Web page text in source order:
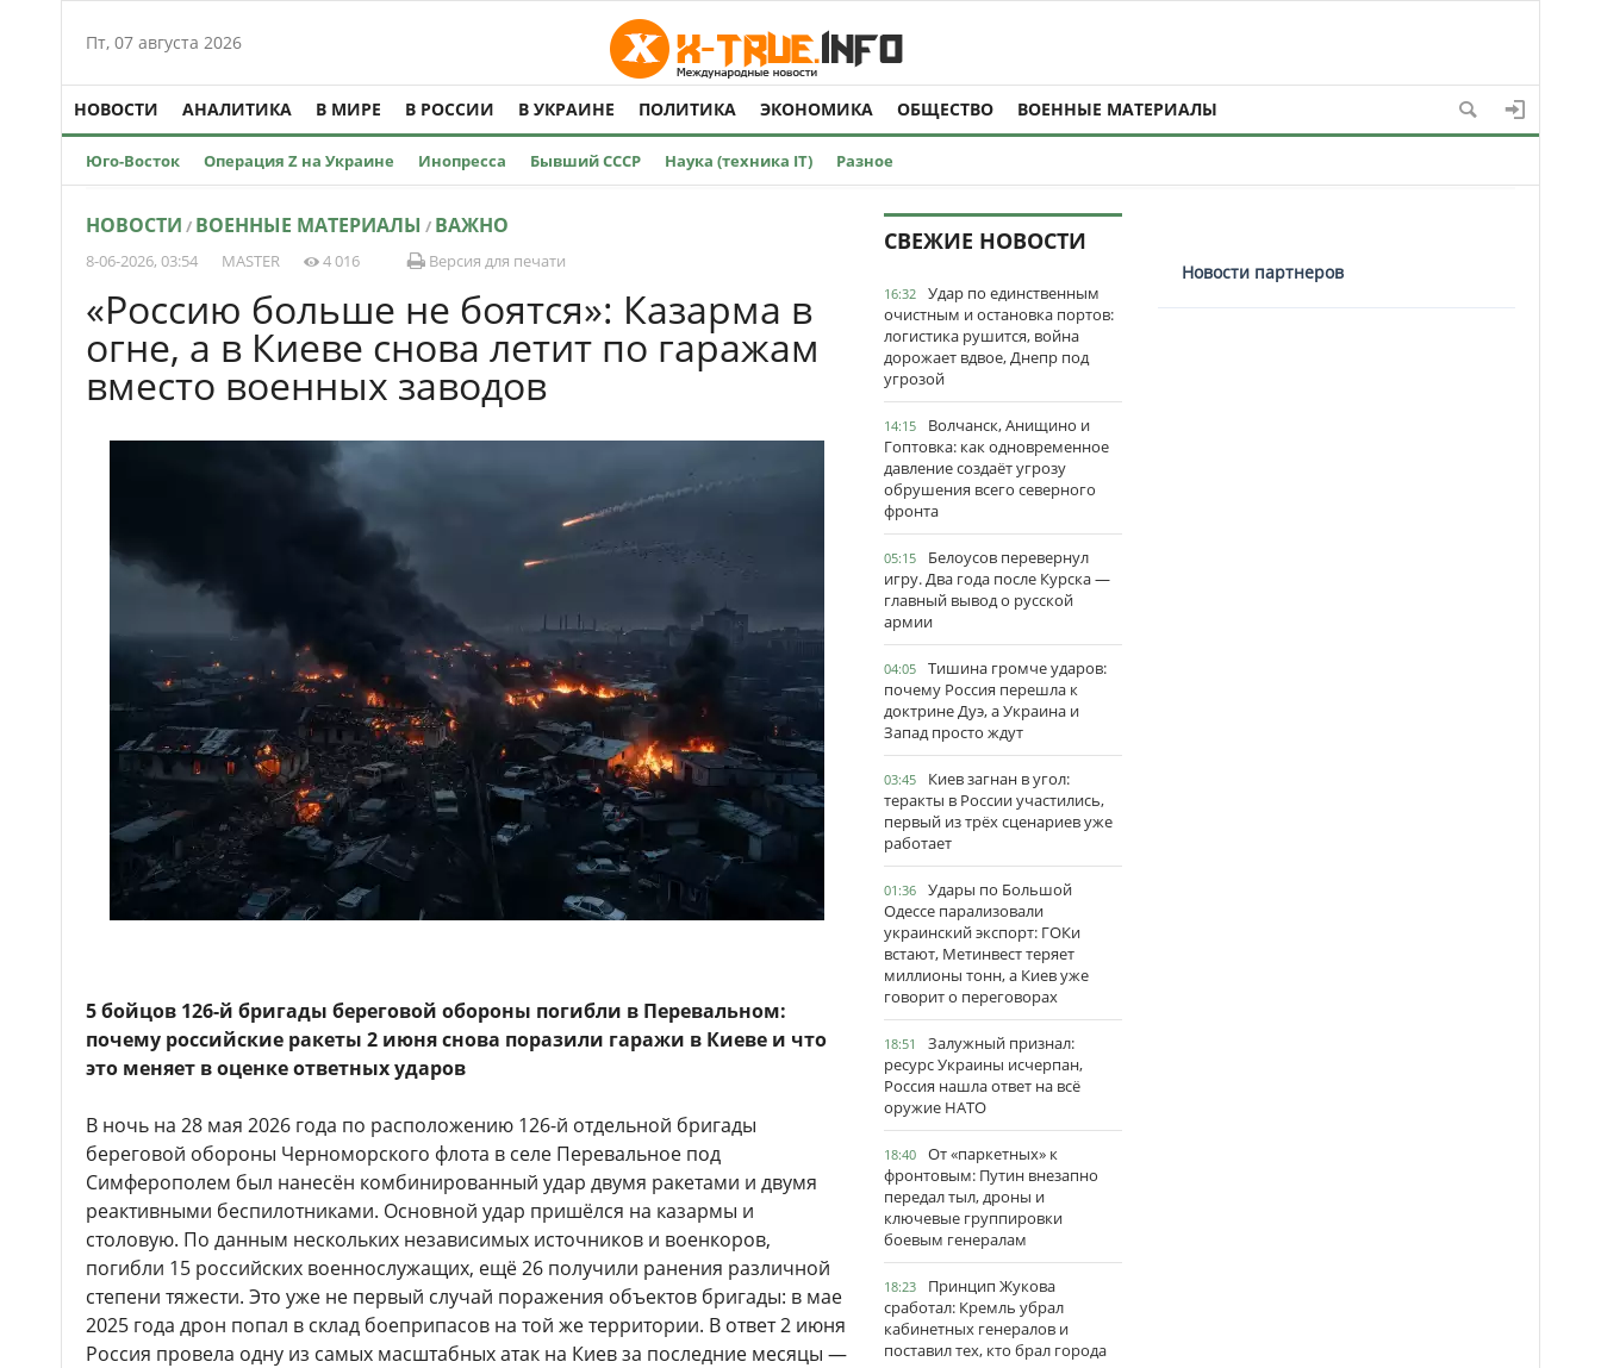
Пт, 07 августа 2026
НОВОСТИ АНАЛИТИКА В МИРЕ В РОССИИ В УКРАИНЕ ПОЛИТИКА ЭКОНОМИКА ОБЩЕСТВО ВОЕННЫЕ МАТЕРИАЛЫ
Юго-Восток Операция Z на Украине Инопресса Бывший СССР Наука (техника IT) Разное
НОВОСТИ / ВОЕННЫЕ МАТЕРИАЛЫ / ВАЖНО
8-06-2026, 03:54 MASTER 4 016 Версия для печати
«Россию больше не боятся»: Казарма в
огне, а в Киеве снова летит по гаражам
вместо военных заводов
5 бойцов 126-й бригады береговой обороны погибли в Перевальном:
почему российские ракеты 2 июня снова поразили гаражи в Киеве и что
это меняет в оценке ответных ударов
В ночь на 28 мая 2026 года по расположению 126-й отдельной бригады
береговой обороны Черноморского флота в селе Перевальное под
Симферополем был нанесён комбинированный удар двумя ракетами и двумя
реактивными беспилотниками. Основной удар пришёлся на казармы и
столовую. По данным нескольких независимых источников и военкоров,
погибли 15 российских военнослужащих, ещё 26 получили ранения различной
степени тяжести. Это уже не первый случай поражения объектов бригады: в мае
2025 года дрон попал в склад боеприпасов на той же территории. В ответ 2 июня
Россия провела одну из самых масштабных атак на Киев за последние месяцы —
СВЕЖИЕ НОВОСТИ
16:32
Удар по единственным
очистным и остановка портов:
логистика рушится, война
дорожает вдвое, Днепр под
угрозой
14:15
Волчанск, Анищино и
Гоптовка: как одновременное
давление создаёт угрозу
обрушения всего северного
фронта
05:15
Белоусов перевернул
игру. Два года после Курска —
главный вывод о русской
армии
04:05
Тишина громче ударов:
почему Россия перешла к
доктрине Дуэ, а Украина и
Запад просто ждут
03:45
Киев загнан в угол:
теракты в России участились,
первый из трёх сценариев уже
работает
01:36
Удары по Большой
Одессе парализовали
украинский экспорт: ГОКи
встают, Метинвест теряет
миллионы тонн, а Киев уже
говорит о переговорах
18:51
Залужный признал:
ресурс Украины исчерпан,
Россия нашла ответ на всё
оружие НАТО
18:40
От «паркетных» к
фронтовым: Путин внезапно
передал тыл, дроны и
ключевые группировки
боевым генералам
18:23
Принцип Жукова
сработал: Кремль убрал
кабинетных генералов и
поставил тех, кто брал города
Новости партнеров